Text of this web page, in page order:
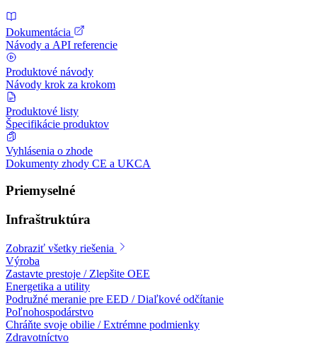
Dokumentácia
Návody a API referencie
Produktové návody
Návody krok za krokom
Produktové listy
Špecifikácie produktov
Vyhlásenia o zhode
Dokumenty zhody CE a UKCA
Priemyselné
Infraštruktúra
Zobraziť všetky riešenia
Výroba
Zastavte prestoje / Zlepšite OEE
Energetika a utility
Podružné meranie pre EED / Diaľkové odčítanie
Poľnohospodárstvo
Chráňte svoje obilie / Extrémne podmienky
Zdravotníctvo